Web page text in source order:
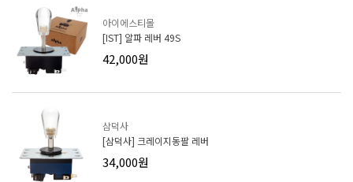
아이에스티몰
[IST] 알파 레버 49S
42,000원
삼덕사
[삼덕사] 크레이지동팔 레버
34,000원